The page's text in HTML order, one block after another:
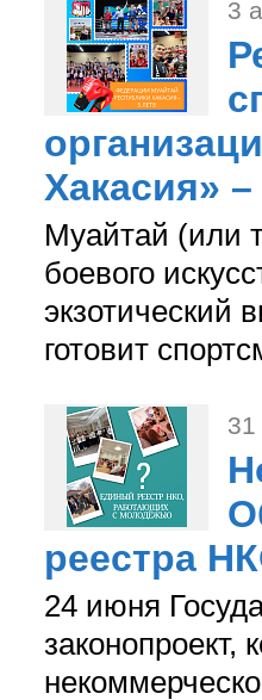
3
Хакасия» –
Муайтай (или
боевого
экзотический
готовит
реестра
24 июня
законопроект,